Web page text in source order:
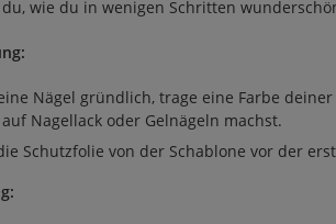
wie du in wenigen Schritten
Nägel gründlich, trage eine Farbe
Nagellack oder Gelnägeln machst.
Schutzfolie von der Schablone vor der